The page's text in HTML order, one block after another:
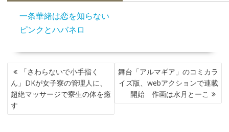
一条華緒は恋を知らない
ピンクとハバネロ
投
稿
ナ
ビ
ゲ
「さわらないで小手指く
ん」DKが女子寮の管理人に、
超絶マッサージで寮生の体を癒
す
舞台「アルマギア」のコミカラ
イズ版、webアクションで連載
開始 作画は水月とーこ